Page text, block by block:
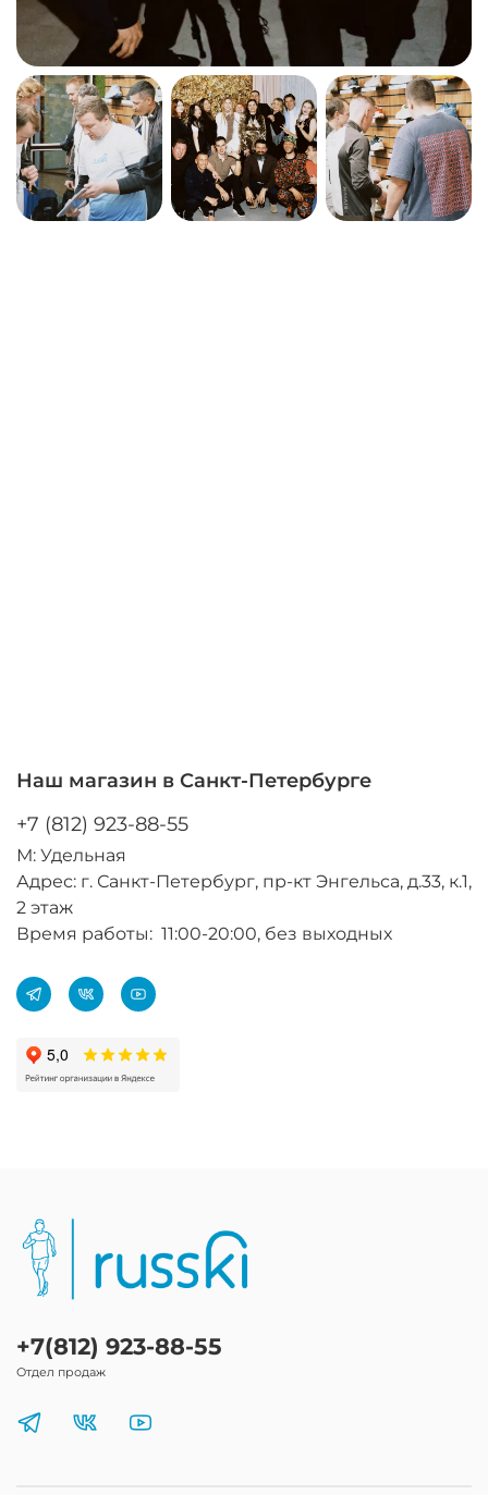
Наш магазин в Санкт-Петербурге
+7 (812) 923-88-55
М: Удельная
Адрес: г. Санкт-Петербург, пр-кт Энгельса, д.33, к.1,
2 этаж
Время работы: 11:00-20:00, без выходных
+7(812) 923-88-55
Отдел продаж